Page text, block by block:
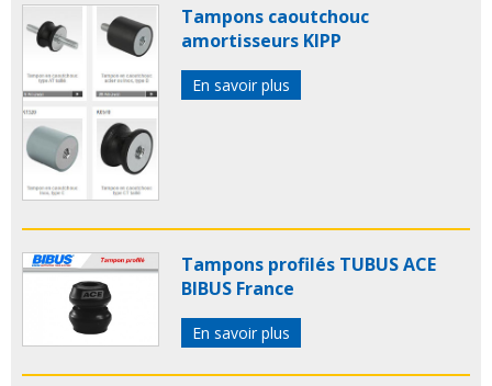
Tampons caoutchouc
amortisseurs KIPP
En savoir plus
Tampons profilés TUBUS ACE
BIBUS France
En savoir plus